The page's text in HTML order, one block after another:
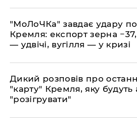
​"МоЛоЧКа" завдає удару
Кремля: експорт зерна
— удвічі, вугілля — у кризі
​Дикий розповів про
"карту" Кремля, яку будуть
"розігрувати"